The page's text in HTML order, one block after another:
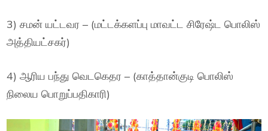
3) சமன் யட்டவர – (மட்டக்களப்பு மாவட்ட சிரேஷ்ட பொலிஸ்
அத்தியட்சகர்)
4) ஆரிய பந்து வெடகெதர – (காத்தான்குடி பொலிஸ்
நிலைய பொறுப்பதிகாரி)